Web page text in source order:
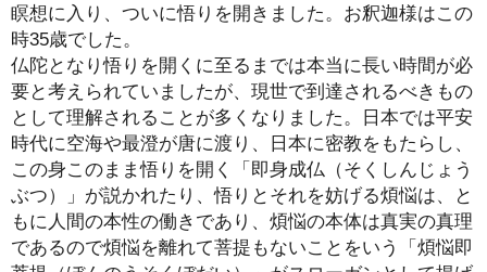
瞑想に入り、ついに悟りを開きました。お釈迦様はこの
時35歳でした。
仏陀となり悟りを開くに至るまでは本当に長い時間が必
要と考えられていましたが、現世で到達されるべきもの
として理解されることが多くなりました。日本では平安
時代に空海や最澄が唐に渡り、日本に密教をもたらし、
この身このまま悟りを開く「即身成仏（そくしんじょう
ぶつ）」が説かれたり、悟りとそれを妨げる煩悩は、と
もに人間の本性の働きであり、煩悩の本体は真実の真理
であるので煩悩を離れて菩提もないことをいう「煩悩即